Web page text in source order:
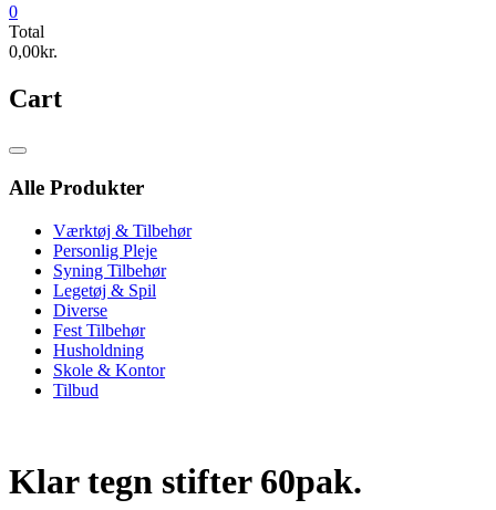
0
Total
0,00kr.
Cart
Catalog
Alle Produkter
Værktøj & Tilbehør
Personlig Pleje
Syning Tilbehør
Legetøj & Spil
Diverse
Fest Tilbehør
Husholdning
Skole & Kontor
Tilbud
Klar tegn stifter 60pak.